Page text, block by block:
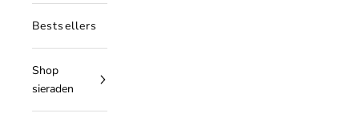
Bestsellers
Shop
sieraden